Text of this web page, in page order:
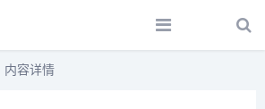
内容详情